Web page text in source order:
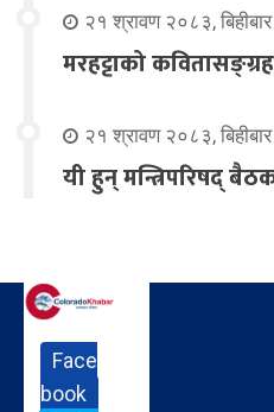
२१ श्रावण २०८३, बिहीबार
मरहट्टाको
२१ श्रावण २०८३, बिहीबार
यी हुन् मन्त्रिपरिषद्
Face
book